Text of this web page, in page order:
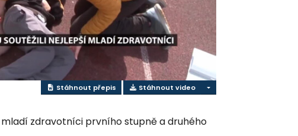
video
Stáhnout přepis Stáhnout video
zdravotníci prvního stupně a druhého